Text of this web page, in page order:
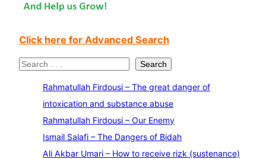
Click here for Advanced Search
S
Search
Rahmatullah Firdousi – The great danger of
intoxication and substance abuse
Rahmatullah Firdousi – Our Enemy
Ismail Salafi – The Dangers of Bidah
Ali Akbar Umari – How to receive rizk (sustenance)